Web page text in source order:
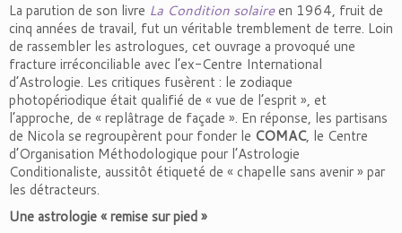
La parution de son livre La Condition solaireen 1964, fruit de
cinq années de travail, fut un véritable tremblement de terre. Loin
de rassembler les astrologues, cet ouvrage a provoqué une
fracture irréconciliable avec l’ex-Centre International
d’Astrologie. Les critiques fusèrent : le zodiaque
photopériodique était qualifié de « vue de l’esprit », et
l’approche, de « replâtrage de façade ». En réponse, les partisans
de Nicola se regroupèrent pour fonder le COMAC, le Centre
d’Organisation Méthodologique pour l’Astrologie
Conditionaliste, aussitôt étiqueté de « chapelle sans avenir » par
les détracteurs.
Une astrologie « remise sur pied »